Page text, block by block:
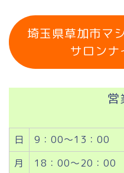
埼玉県草加市マ
サロンナ
営
日
9：00～13：00
月
18：00～20：00